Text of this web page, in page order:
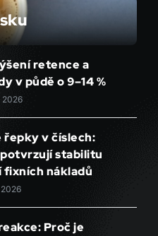
retence a
v půdě o 9–14 %
2026
řepky v číslech:
stabilitu
fixních nákladů
2026
Proč je